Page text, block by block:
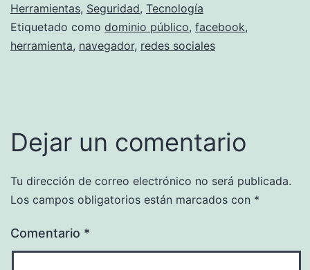
Herramientas, Seguridad, Tecnología
Etiquetado como dominio público, facebook,
herramienta, navegador, redes sociales
Dejar un comentario
Tu dirección de correo electrónico no será publicada.
Los campos obligatorios están marcados con *
Comentario *